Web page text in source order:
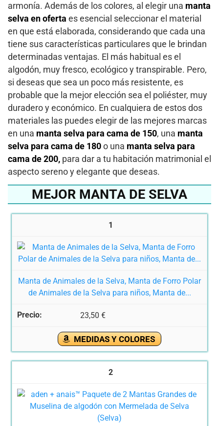
armonía. Además de los colores, al elegir una manta
selva en oferta es esencial seleccionar el material
en que está elaborada, considerando que cada una
tiene sus características particulares que le brindan
determinadas ventajas. El más habitual es el
algodón, muy fresco, ecológico y transpirable. Pero,
si deseas que sea un poco más resistente, es
probable que la mejor elección sea el poliéster, muy
duradero y económico. En cualquiera de estos dos
materiales las puedes elegir de las mejores marcas
en una manta selva para cama de 150, una manta
selva para cama de 180 o una manta selva para
cama de 200, para dar a tu habitación matrimonial el
aspecto sereno y elegante que deseas.
MEJOR MANTA DE SELVA
1
Manta de Animales de la Selva, Manta de Forro Polar
de Animales de la Selva para niños, Manta de...
23,50 €
MEDIDAS Y COLORES
2